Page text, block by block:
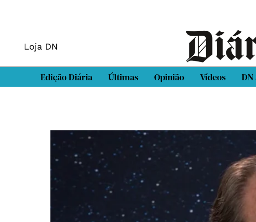
Loja DN
Edição Diária Últimas Opinião Vídeos